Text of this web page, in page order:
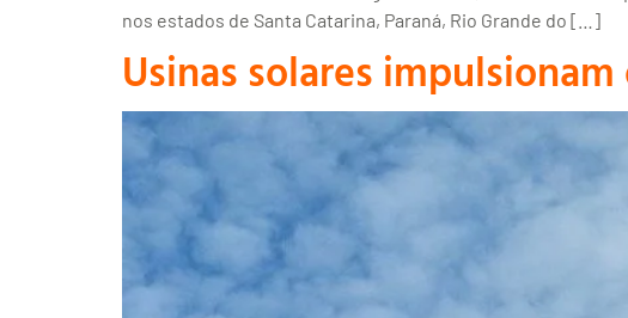
nos estados de Santa Catarina, Paraná, Rio Grande do […]
Usinas solares